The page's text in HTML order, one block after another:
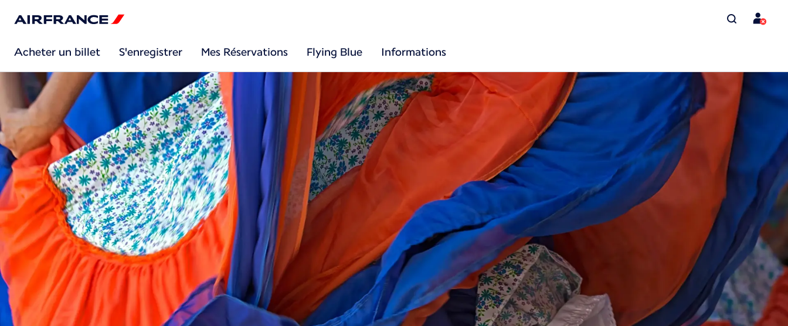
Acheter un billet S'enregistrer Mes Réservations Flying Blue Informations